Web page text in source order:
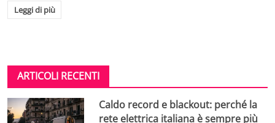
Leggi di più
ARTICOLI RECENTI
Caldo record e blackout: perché la
rete elettrica italiana è sempre più